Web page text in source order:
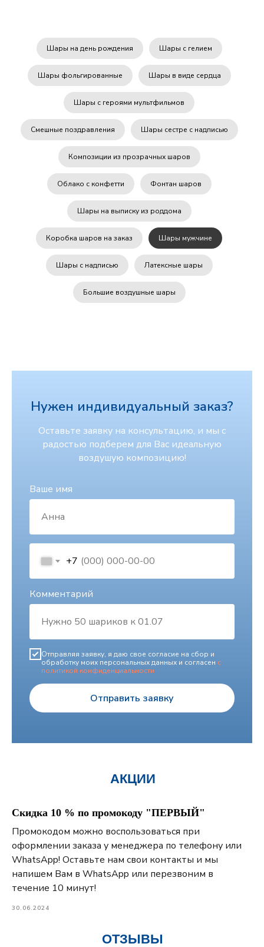
Шары на день рождения Шары с гелием
Шары фольгированные Шары в виде сердца
Шары с героями мультфильмов
Смешные поздравления Шары сестре с надписью
Композиции из прозрачных шаров
Облако с конфетти Фонтан шаров
Шары на выписку из роддома
Коробка шаров на заказ Шары мужчине
Шары с надписью Латексные шары
Большие воздушные шары
Нужен индивидуальный заказ?
Оставьте заявку на консультацию, и мы с
радостью подберем для Вас идеальную
воздушую композицию!
Ваше имя
+7
Комментарий
Отправляя заявку, я даю свое согласие на сбор и
обработку моих персональных данных и согласен с
политикой конфиденциальности
Отправить заявку
АКЦИИ
Скидка 10 % по промокоду "ПЕРВЫЙ"
Промокодом можно воспользоваться при
оформлении заказа у менеджера по телефону или
WhatsApp! Оставьте нам свои контакты и мы
напишем Вам в WhatsApp или перезвоним в
течение 10 минут!
30.06.2024
ОТЗЫВЫ